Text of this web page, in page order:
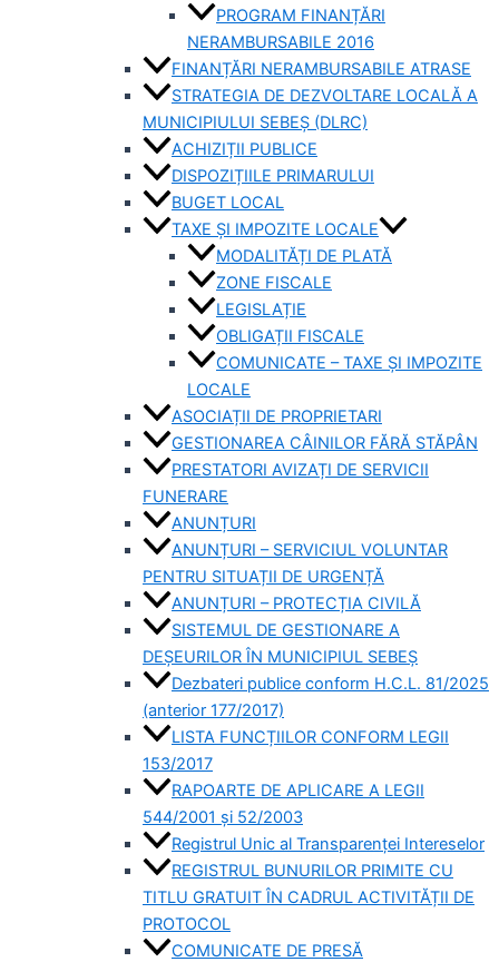
PROGRAM FINANȚĂRI
NERAMBURSABILE 2016
FINANȚĂRI NERAMBURSABILE ATRASE
STRATEGIA DE DEZVOLTARE LOCALĂ A
MUNICIPIULUI SEBEȘ (DLRC)
ACHIZIȚII PUBLICE
DISPOZIȚIILE PRIMARULUI
BUGET LOCAL
TAXE ȘI IMPOZITE LOCALE
MODALITĂȚI DE PLATĂ
ZONE FISCALE
LEGISLAȚIE
OBLIGAȚII FISCALE
COMUNICATE – TAXE ȘI IMPOZITE
LOCALE
ASOCIAȚII DE PROPRIETARI
GESTIONAREA CÂINILOR FĂRĂ STĂPÂN
PRESTATORI AVIZAȚI DE SERVICII
FUNERARE
ANUNȚURI
ANUNȚURI – SERVICIUL VOLUNTAR
PENTRU SITUAȚII DE URGENȚĂ
ANUNȚURI – PROTECȚIA CIVILĂ
SISTEMUL DE GESTIONARE A
DEȘEURILOR ÎN MUNICIPIUL SEBEȘ
Dezbateri publice conform H.C.L. 81/2025
(anterior 177/2017)
LISTA FUNCȚIILOR CONFORM LEGII
153/2017
RAPOARTE DE APLICARE A LEGII
544/2001 și 52/2003
Registrul Unic al Transparenței Intereselor
REGISTRUL BUNURILOR PRIMITE CU
TITLU GRATUIT ÎN CADRUL ACTIVITĂȚII DE
PROTOCOL
COMUNICATE DE PRESĂ